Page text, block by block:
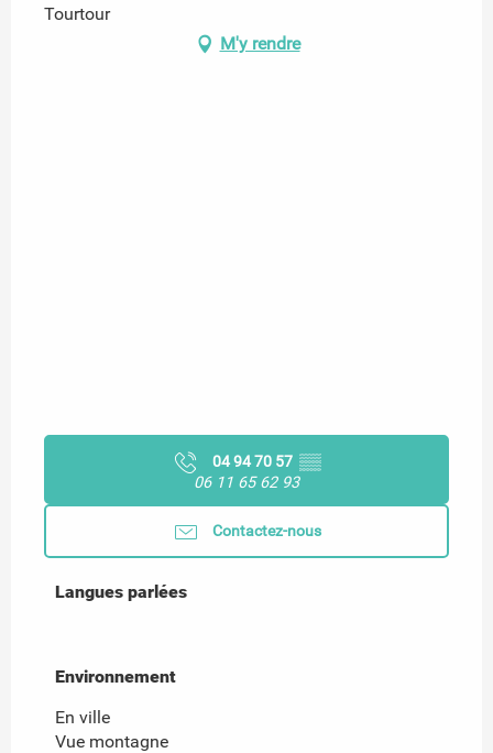
Tourtour
M'y rendre
04 94 70 57 ▒▒
06 11 65 62 93
Contactez-nous
Langues parlées
Langues parlées
Environnement
Environnement
En ville
Vue montagne